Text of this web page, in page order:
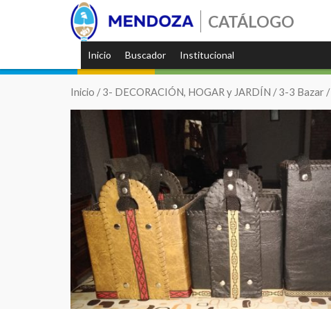
CATÁLOGO
Inicio Buscador Institucional
Inicio /3- DECORACIÓN, HOGAR y JARDÍN /3-3 Bazar /